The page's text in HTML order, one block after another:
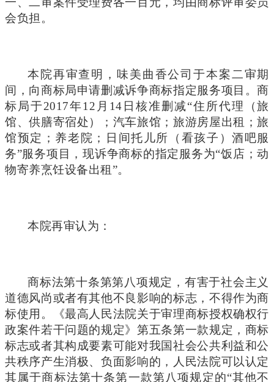
会负担。
本院再审查明，味美曲香公司于本案二审期
间，向商标局申请删减诉争商标指定服务项目。商
标局于2017年12月14日核准删减“住所代理（旅
馆、供膳寄宿处）；汽车旅馆；旅游房屋出租；旅
馆预定；养老院；日间托儿所（看孩子）酒吧服
务”服务项目，现诉争商标的指定服务为“饭店；动
物寄养烹饪设备出租”。
本院再审认为：
商标法第十条第第八项规定，有害于社会主义
道德风尚或者有其他不良影响的标志，不得作为商
标使用。《最高人民法院关于审理商标授权确权行
政案件若干问题的规定》第五条第一款规定，商标
标志或者其构成要素可能对我国社会公共利益和公
共秩序产生消极、负面影响的，人民法院可以认定
其属于商标法第十条第一款第八项规定的“其他不